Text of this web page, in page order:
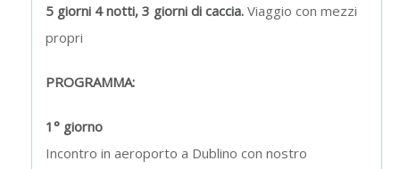
5 giorni 4 notti, 3 giorni di caccia.Viaggio con mezzi
propri
PROGRAMMA:
1° giorno
Incontro in aeroporto a Dublino con nostro